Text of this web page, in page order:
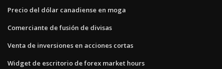
Precio del dólar canadiense en moga
Comerciante de fusión de divisas
Venta de inversiones en acciones cortas
Widget de escritorio de forex market hours